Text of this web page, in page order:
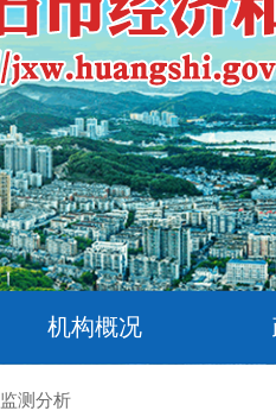
机构概况
监测分析